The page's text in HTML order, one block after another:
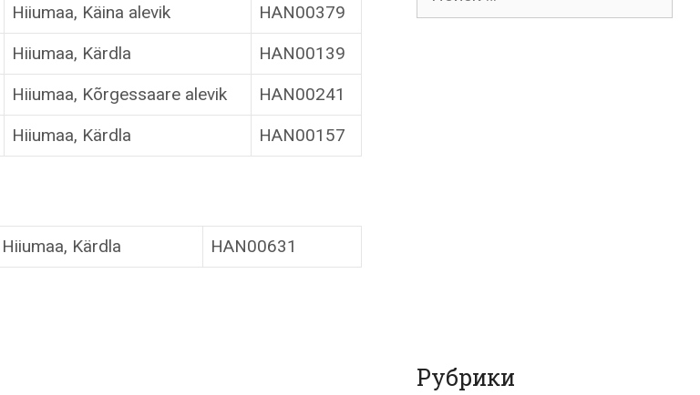
Hiiumaa, Käina alevik
HAN00379
Hiiumaa, Kärdla
HAN00139
Hiiumaa, Kõrgessaare alevik
HAN00241
Hiiumaa, Kärdla HAN00157
Hiiumaa, Kärdla HAN00631
Рубрики